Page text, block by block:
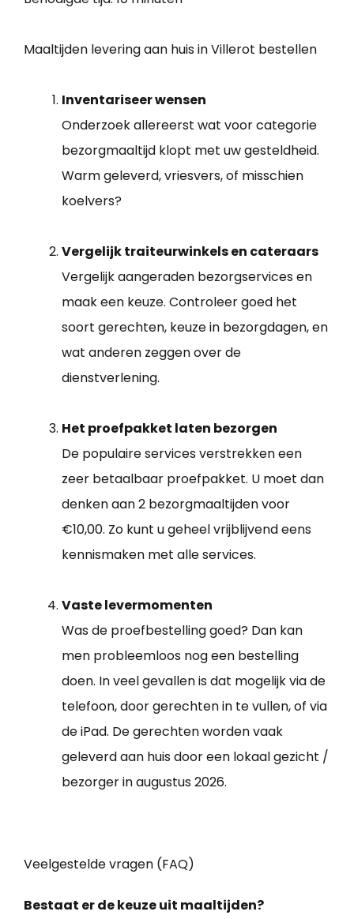
Maaltijden levering aan huis in Villerot bestellen
Inventariseer wensen
Onderzoek allereerst wat voor categorie
bezorgmaaltijd klopt met uw gesteldheid.
Warm geleverd, vriesvers, of misschien
koelvers?
Vergelijk traiteurwinkels en cateraars
Vergelijk aangeraden bezorgservices en
maak een keuze. Controleer goed het
soort gerechten, keuze in bezorgdagen, en
wat anderen zeggen over de
dienstverlening.
Het proefpakket laten bezorgen
De populaire services verstrekken een
zeer betaalbaar proefpakket. U moet dan
denken aan 2 bezorgmaaltijden voor
€10,00. Zo kunt u geheel vrijblijvend eens
kennismaken met alle services.
Vaste levermomenten
Was de proefbestelling goed? Dan kan
men probleemloos nog een bestelling
doen. In veel gevallen is dat mogelijk via de
telefoon, door gerechten in te vullen, of via
de iPad. De gerechten worden vaak
geleverd aan huis door een lokaal gezicht /
bezorger in augustus 2026.
Veelgestelde vragen (FAQ)
Bestaat er de keuze uit maaltijden?